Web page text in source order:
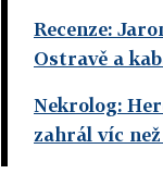
Recenze:
Ostravě a
Nekrolog:
zahrál víc